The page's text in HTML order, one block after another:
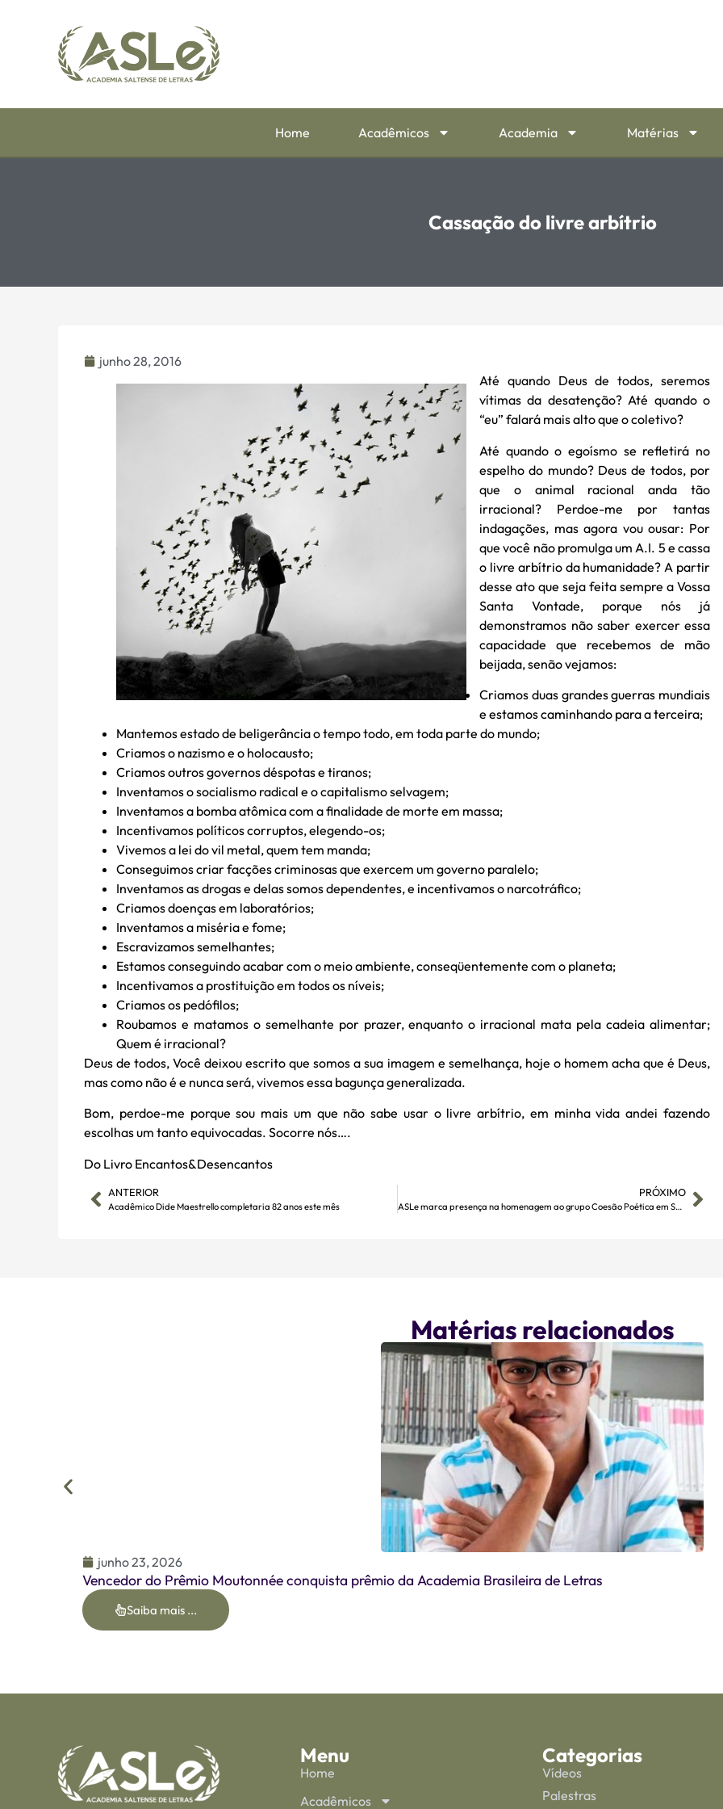
Home Acadêmicos Academia Matérias
Cassação do livre arbítrio
junho 28, 2016
Até quando Deus de todos, seremos
vítimas da desatenção? Até quando o
“eu” falará mais alto que o coletivo?
Até quando o egoísmo se refletirá no
espelho do mundo? Deus de todos, por
que o animal racional anda tão
irracional? Perdoe-me por tantas
indagações, mas agora vou ousar: Por
que você não promulga um A.I. 5 e cassa
o livre arbítrio da humanidade? A partir
desse ato que seja feita sempre a Vossa
Santa Vontade, porque nós já
demonstramos não saber exercer essa
capacidade que recebemos de mão
beijada, senão vejamos:
Criamos duas grandes guerras mundiais
e estamos caminhando para a terceira;
Mantemos estado de beligerância o tempo todo, em toda parte do mundo;
Criamos o nazismo e o holocausto;
Criamos outros governos déspotas e tiranos;
Inventamos o socialismo radical e o capitalismo selvagem;
Inventamos a bomba atômica com a finalidade de morte em massa;
Incentivamos políticos corruptos, elegendo-os;
Vivemos a lei do vil metal, quem tem manda;
Conseguimos criar facções criminosas que exercem um governo paralelo;
Inventamos as drogas e delas somos dependentes, e incentivamos o narcotráfico;
Criamos doenças em laboratórios;
Inventamos a miséria e fome;
Escravizamos semelhantes;
Estamos conseguindo acabar com o meio ambiente, conseqüentemente com o planeta;
Incentivamos a prostituição em todos os níveis;
Criamos os pedófilos;
Roubamos e matamos o semelhante por prazer, enquanto o irracional mata pela cadeia alimentar;
Quem é irracional?
Deus de todos, Você deixou escrito que somos a sua imagem e semelhança, hoje o homem acha que é Deus,
mas como não é e nunca será, vivemos essa bagunça generalizada.
Bom, perdoe-me porque sou mais um que não sabe usar o livre arbítrio, em minha vida andei fazendo
escolhas um tanto equivocadas. Socorre nós….
Do Livro Encantos&Desencantos
ANTERIOR
Acadêmico Dide Maestrello completaria 82 anos este mês
PRÓXIMO
ASLe marca presença na homenagem ao grupo Coesão Poética em Sorocaba
Matérias relacionados
junho 23, 2026
Vencedor do Prêmio Moutonnée conquista prêmio da Academia Brasileira de Letras
Saiba mais ...
Menu
Home
Acadêmicos
Categorias
Vídeos
Palestras